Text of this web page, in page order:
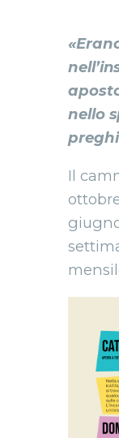
nello
Il